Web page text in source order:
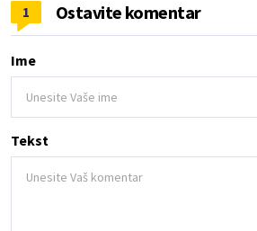
1 Ostavite komentar
Ime
Tekst